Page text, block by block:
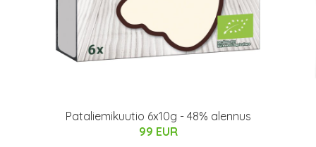
Pataliemikuutio 6x10g - 48% alennus
99 EUR